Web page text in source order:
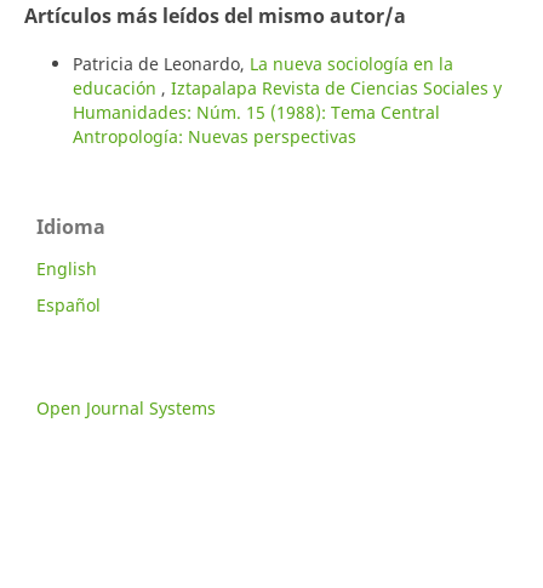
Artículos más leídos del mismo autor/a
Patricia de Leonardo, La nueva sociología en la
educación , Iztapalapa Revista de Ciencias Sociales y
Humanidades: Núm. 15 (1988): Tema Central
Antropología: Nuevas perspectivas
Idioma
English
Español
Open Journal Systems